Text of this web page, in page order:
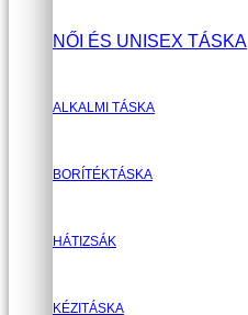
NŐI ÉS UNISEX TÁSKA
ALKALMI TÁSKA
BORÍTÉKTÁSKA
HÁTIZSÁK
KÉZITÁSKA